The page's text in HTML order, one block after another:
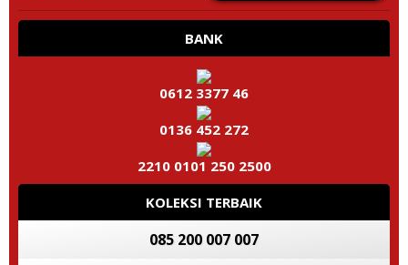
BANK
0612 3377 46
0136 452 272
2210 0101 250 2500
KOLEKSI TERBAIK
085 200 007 007